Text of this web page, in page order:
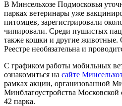
В Минсельхозе Подмосковья
парках ветеринары уже
питомцев, зарегистрировали
чипировали. Среди пушистых
также кошки и другие животные.
Реестре необязательна и
С графиком работы мобильных
ознакомиться на сайте
рамках акции, организованной
Минблагоустройства
42 парка.